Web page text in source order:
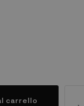
carrello